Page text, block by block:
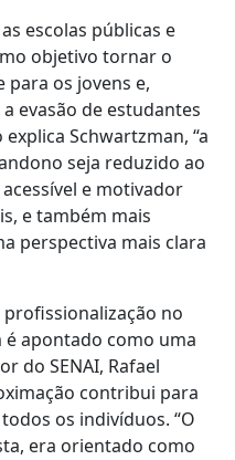
escolas públicas e
objetivo tornar o
os jovens e,
evasão de estudantes
Schwartzman, “a
seja reduzido ao
e motivador
e também mais
perspectiva mais clara
no
apontado como uma
do SENAI, Rafael
contribui para
os indivíduos. “O
era orientado como